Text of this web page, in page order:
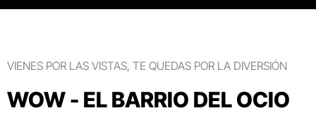
VIENES POR LAS VISTAS, TE QUEDAS POR LA DIVERSIÓN
WOW - EL BARRIO DEL OCIO